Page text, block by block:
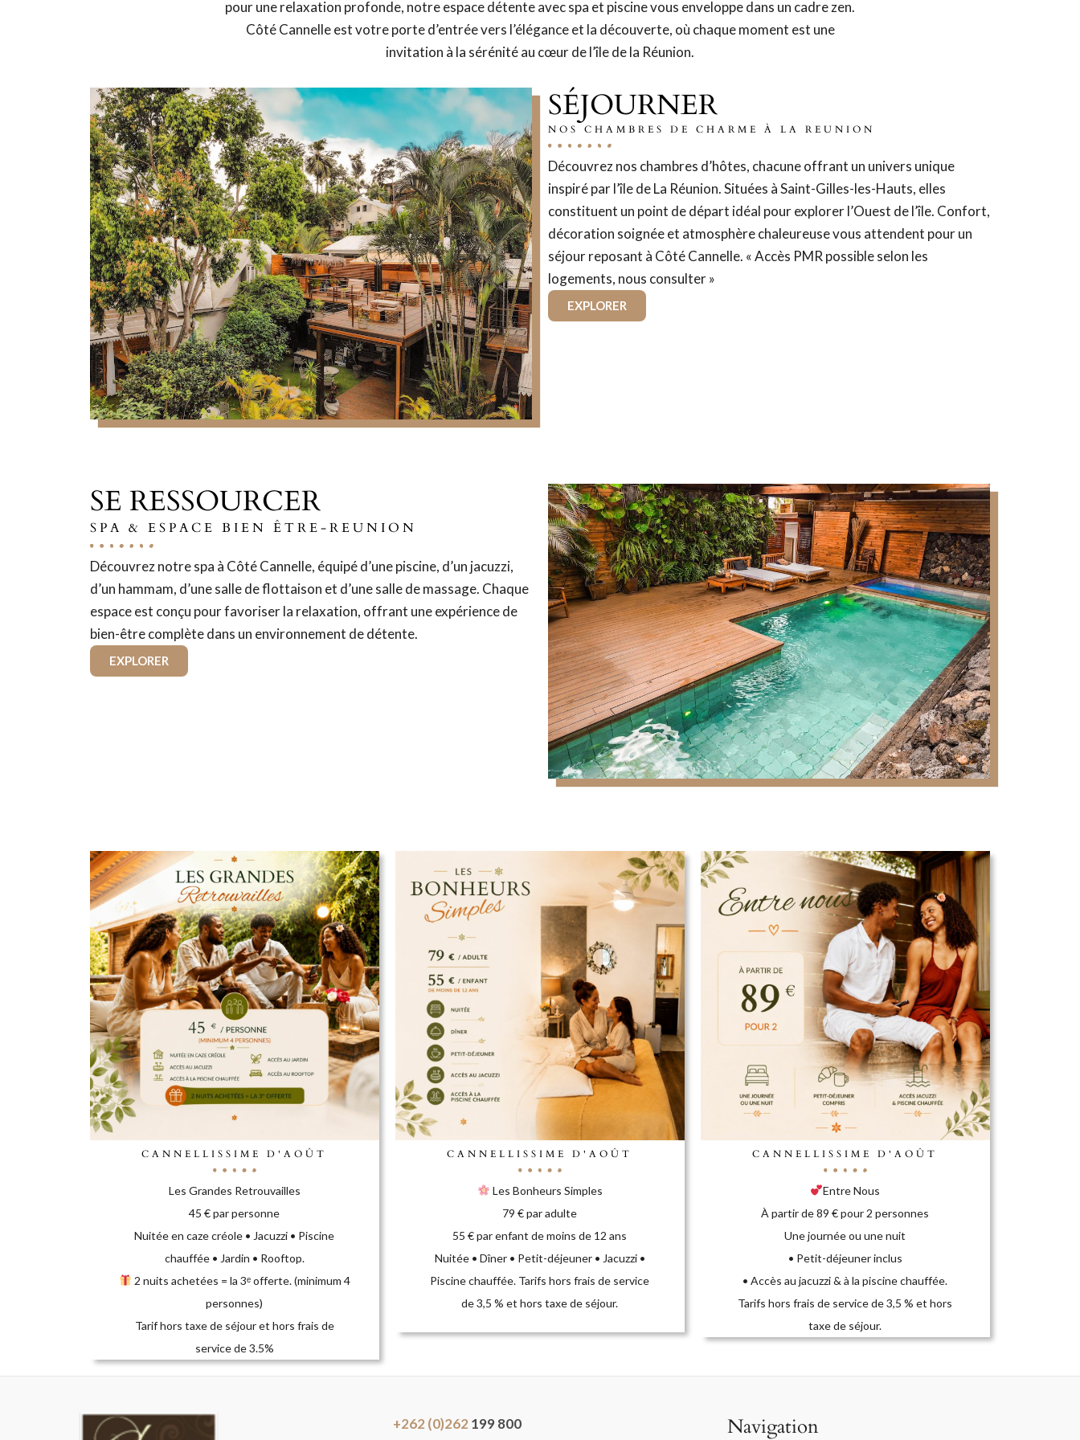
pour une relaxation profonde, notre espace détente avec spa et piscine vous enveloppe dans un cadre zen.
Côté Cannelle est votre porte d’entrée vers l’élégance et la découverte, où chaque moment est une
invitation à la sérénité au cœur de l’île de la Réunion.
SÉJOURNER
NOS CHAMBRES DE CHARME À LA REUNION
Découvrez nos chambres d’hôtes, chacune offrant un univers unique
inspiré par l’île de La Réunion. Situées à Saint-Gilles-les-Hauts, elles
constituent un point de départ idéal pour explorer l’Ouest de l’île. Confort,
décoration soignée et atmosphère chaleureuse vous attendent pour un
séjour reposant à Côté Cannelle. « Accès PMR possible selon les
logements, nous consulter »
EXPLORER
SE RESSOURCER
SPA & ESPACE BIEN ÊTRE-REUNION
Découvrez notre spa à Côté Cannelle, équipé d’une piscine, d’un jacuzzi,
d’un hammam, d’une salle de flottaison et d’une salle de massage. Chaque
espace est conçu pour favoriser la relaxation, offrant une expérience de
bien-être complète dans un environnement de détente.
EXPLORER
CANNELLISSIME D'AOÛT
Les Grandes Retrouvailles
45 € par personne
Nuitée en caze créole • Jacuzzi • Piscine
chauffée • Jardin • Rooftop.
2 nuits achetées = la 3ᵉ offerte. (minimum 4
personnes)
Tarif hors taxe de séjour et hors frais de
service de 3.5%
CANNELLISSIME D'AOÛT
Les Bonheurs Simples
79 € par adulte
55 € par enfant de moins de 12 ans
Nuitée • Dîner • Petit-déjeuner • Jacuzzi •
Piscine chauffée. Tarifs hors frais de service
de 3,5 % et hors taxe de séjour.
CANNELLISSIME D'AOÛT
Entre Nous
À partir de 89 € pour 2 personnes
Une journée ou une nuit
• Petit-déjeuner inclus
• Accès au jacuzzi & à la piscine chauffée.
Tarifs hors frais de service de 3,5 % et hors
taxe de séjour.
+262 (0)262 199 800 Navigation